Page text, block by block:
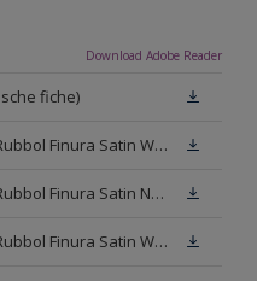
Download Adobe Reader
fiche)
Veiligheidsinformatieblad Rubbol Finura Satin W05 (SDS)
Veiligheidsinformatieblad Rubbol Finura Satin N00 (SDS)
Veiligheidsinformatieblad Rubbol Finura Satin White (SDS)